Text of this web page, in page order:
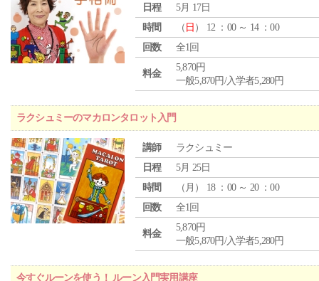
日程
5月 17日
時間
（ 日 ） 12 ：00 ～ 14 ：00
回数
全1回
料金
5,870円
一般5,870円/入学者5,280円
ラクシュミーのマカロンタロット入門
講師
ラクシュミー
日程
5月 25日
時間
（ 月 ） 18 ：00 ～ 20 ：00
回数
全1回
料金
5,870円
一般5,870円/入学者5,280円
今すぐルーンを使う！ ルーン入門実用講座